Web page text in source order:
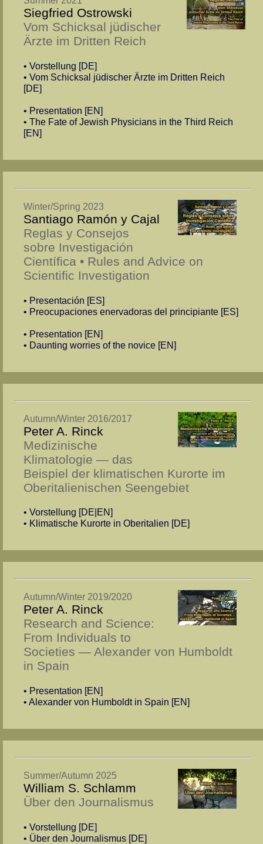
Siegfried Ostrowski
Vom Schicksal jüdischer
Ärzte im Dritten Reich
• Vorstellung [DE]
• Vom Schicksal jüdischer Ärzte im Dritten Reich
[DE]
• Presentation [EN]
• The Fate of Jewish Physicians in the Third Reich
[EN]
Winter/Spring 2023
Santiago Ramón y Cajal
Reglas y Consejos
sobre Investigación
Científica • Rules and Advice on
Scientific Investigation
• Presentación [ES]
• Preocupaciones ener­va­do­ras del prin­ci­piante [ES]
• Presentation [EN]
• Daunting worries of the novice [EN]
Autumn/Winter 2016/2017
Peter A. Rinck
Medizinische
Klimatologie — das
Beispiel der kli­ma­ti­schen Kur­orte im
Ober­ita­lieni­schen Seen­gebiet
• Vorstellung [DE|EN]
• Kli­ma­ti­sche Kur­orte in Ober­ita­lien [DE]
Autumn/Winter 2019/2020
Peter A. Rinck
Re­search and Science:
From Individuals to
Socie­ties — Alex­an­der von Hum­boldt
in Spain
• Presentation [EN]
• Alex­an­der von Hum­boldt in Spain [EN]
Summer/Autumn 2025
William S. Schlamm
Über den Journalismus
• Vorstellung [DE]
• Über den Journalismus [DE]